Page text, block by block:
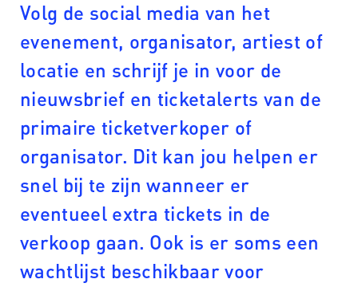
Volg de social media van het
evenement, organisator, artiest of
locatie en schrijf je in voor de
nieuwsbrief en ticketalerts van de
primaire ticketverkoper of
organisator. Dit kan jou helpen er
snel bij te zijn wanneer er
eventueel extra tickets in de
verkoop gaan. Ook is er soms een
wachtlijst beschikbaar voor